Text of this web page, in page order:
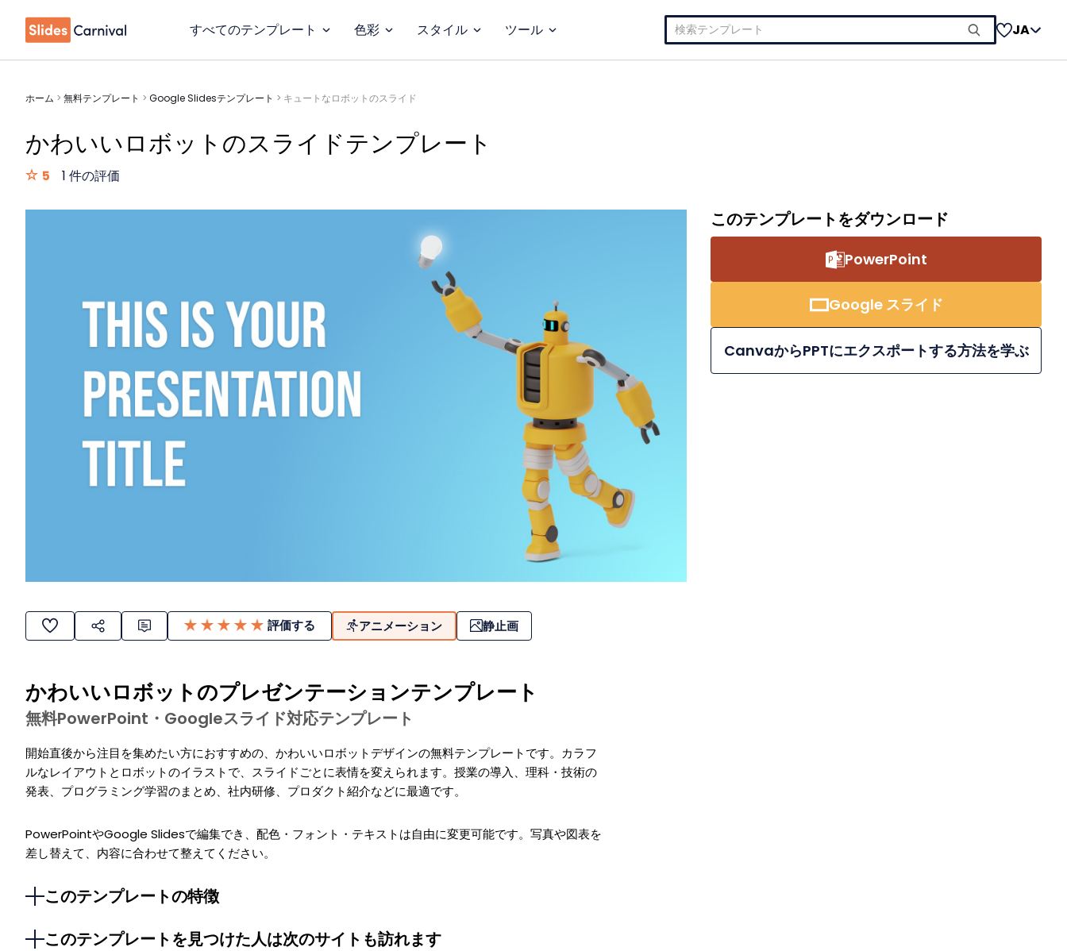
すべてのテンプレート 色彩 スタイル ツール
検
索:
JA
ホーム > 無料テンプレート > Google Slidesテンプレート > キュートなロボットのスライド
かわいいロボットのスライドテンプレート
5 1 件の評価
評価する アニメーション 静止画
かわいいロボットのプレゼンテーションテンプレート
無料PowerPoint・Googleスライド対応テンプレート
開始直後から注目を集めたい方におすすめの、かわいいロボットデザインの無料テンプレートです。カラフ
ルなレイアウトとロボットのイラストで、スライドごとに表情を変えられます。授業の導入、理科・技術の
発表、プログラミング学習のまとめ、社内研修、プロダクト紹介などに最適です。
PowerPointやGoogle Slidesで編集でき、配色・フォント・テキストは自由に変更可能です。写真や図表を
差し替えて、内容に合わせて整えてください。
このテンプレートの特徴
このテンプレートを見つけた人は次のサイトも訪れます
このテンプレートをダウンロード
PowerPoint
Google スライド
CanvaからPPTにエクスポートする方法を学ぶ